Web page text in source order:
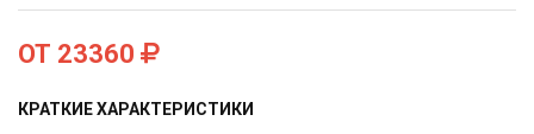
ОТ 23360
КРАТКИЕ ХАРАКТЕРИСТИКИ